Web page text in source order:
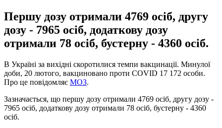
Першу дозу отримали 4769 осіб, другу
дозу - 7965 осіб, додаткову дозу
отримали 78 осіб, бустерну - 4360 осіб.
В Україні за вихідні скоротилися темпи вакцинації. Минулої
доби, 20 лютого, вакциновано проти COVID 17 172 особи.
Про це повідомляє МОЗ.
Зазначається, що першу дозу отримали 4769 осіб, другу дозу -
7965 осіб, додаткову дозу отримали 78 осіб, бустерну - 4360
осіб.